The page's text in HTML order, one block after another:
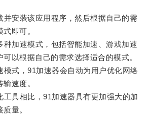
安装该应用程序，然后根据自己的需
即可。
加速模式，包括智能加速、游戏加速
以根据自己的需求选择适合的模式。
式，91加速器会自动为用户优化网络
速度。
具相比，91加速器具有更加强大的加
量。